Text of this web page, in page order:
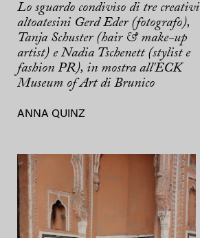
Lo sguardo condiviso di tre creativi
altoatesini Gerd Eder (fotografo),
Tanja Schuster (hair & make-up
artist) e Nadia Tschenett (stylist e
fashion PR), in mostra all'ECK
Museum of Art di Brunico
ANNA QUINZ